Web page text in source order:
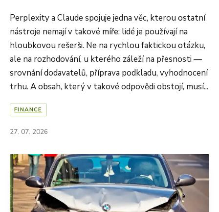
Perplexity a Claude spojuje jedna věc, kterou ostatní
nástroje nemají v takové míře: lidé je používají na
hloubkovou rešerši. Ne na rychlou faktickou otázku,
ale na rozhodování, u kterého záleží na přesnosti —
srovnání dodavatelů, příprava podkladu, vyhodnocení
trhu. A obsah, který v takové odpovědi obstojí, musí...
FINANCE
27. 07. 2026